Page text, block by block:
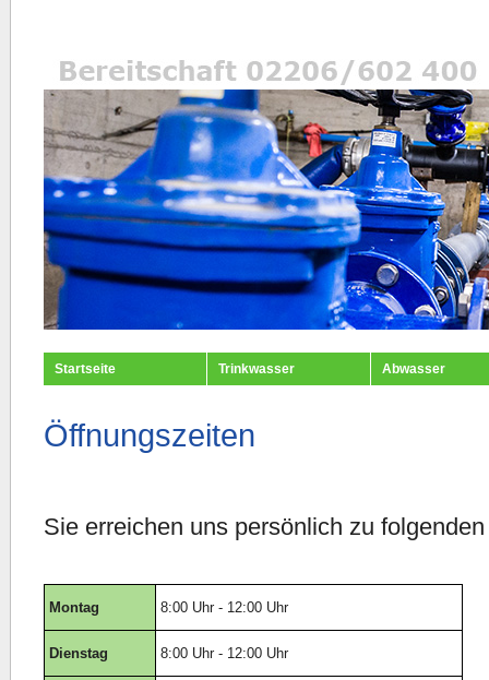
Startseite Trinkwasser Abwasser
Öffnungszeiten
Sie erreichen uns persönlich zu
Montag 8:00 Uhr - 12:00 Uhr
Dienstag 8:00 Uhr - 12:00 Uhr